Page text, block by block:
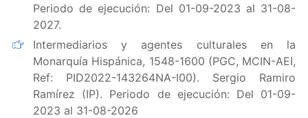
Periodo de ejecución: Del 01-09-2023 al 31-08-
2027.
Intermediarios y agentes culturales en la
Monarquía Hispánica, 1548-1600 (PGC, MCIN-AEI,
Ref: PID2022-143264NA-I00). Sergio Ramiro
Ramírez (IP). Periodo de ejecución: Del 01-09-
2023 al 31-08-2026